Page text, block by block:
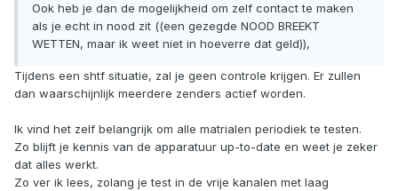
Ook heb je dan de mogelijkheid om zelf contact te maken
als je echt in nood zit ((een gezegde NOOD BREEKT
WETTEN, maar ik weet niet in hoeverre dat geld)),
Tijdens een shtf situatie, zal je geen controle krijgen. Er zullen
dan waarschijnlijk meerdere zenders actief worden.
Ik vind het zelf belangrijk om alle matrialen periodiek te testen.
Zo blijft je kennis van de apparatuur up-to-date en weet je zeker
dat alles werkt.
Zo ver ik lees, zolang je test in de vrije kanalen met laag